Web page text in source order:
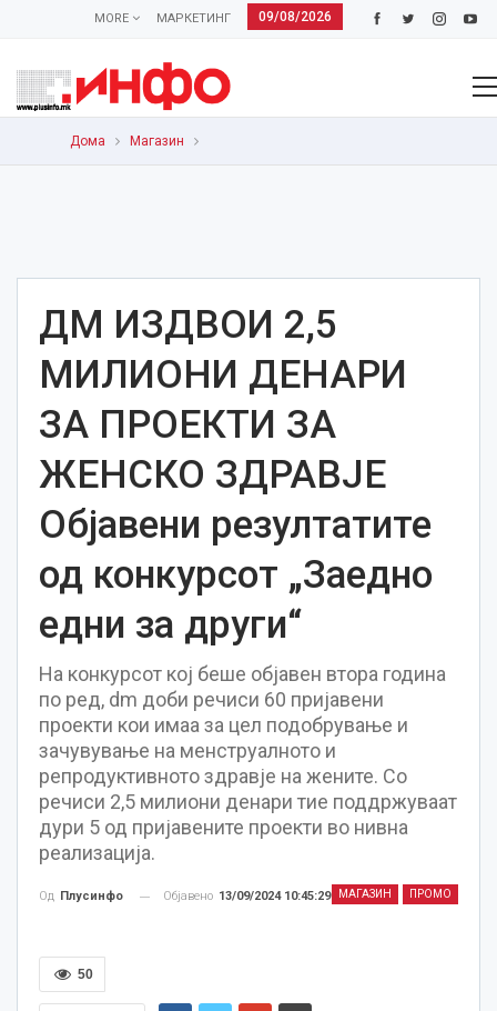
09/08/2026
МАРКЕТИНГ
MORE
Дома Магазин
ДМ ИЗДВОИ 2,5
МИЛИОНИ ДЕНАРИ
ЗА ПРОЕКТИ ЗА
ЖЕНСКО ЗДРАВЈЕ
Објавени резултатите
од конкурсот „Заедно
едни за други“
На конкурсот кој беше објавен втора година
по ред, dm доби речиси 60 пријавени
проекти кои имаа за цел подобрување и
зачувување на менструалното и
репродуктивното здравје на жените. Со
речиси 2,5 милиони денари тие поддржуваат
дури 5 од пријавените проекти во нивна
реализација.
МАГАЗИН ПРОМО
Од Плусинфо Објавено 13/09/2024 10:45:29
50